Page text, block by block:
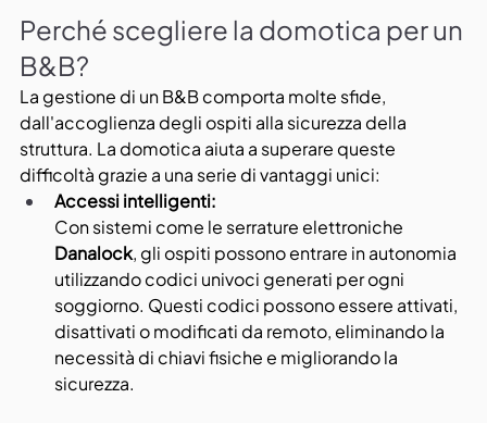
Perché scegliere la domotica per un
B&B?
La gestione di un B&B comporta molte sfide,
dall'accoglienza degli ospiti alla sicurezza della
struttura. La domotica aiuta a superare queste
difficoltà grazie a una serie di vantaggi unici:
Accessi intelligenti:
Con sistemi come le serrature elettroniche
Danalock, gli ospiti possono entrare in autonomia
utilizzando codici univoci generati per ogni
soggiorno. Questi codici possono essere attivati,
disattivati o modificati da remoto, eliminando la
necessità di chiavi fisiche e migliorando la
sicurezza.